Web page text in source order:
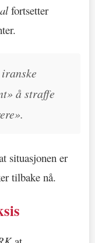
fortsetter
å straffe
situasjonen er
tilbake nå.